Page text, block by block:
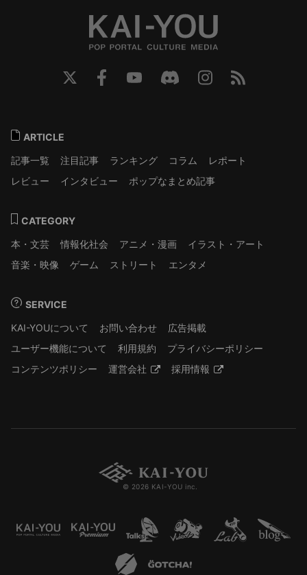
ARTICLE
記事一覧
注目記事 ランキング コラム
レポート
レビュー
インタビュー ポップなまとめ記事
CATEGORY
本・文芸
情報化社会 アニメ・漫画
イラスト・アート
音楽・映像
ゲーム ストリート エンタメ
SERVICE
KAI-YOUについて
お問い合わせ
広告掲載
ユーザー機能について
利用規約
プライバシーポリシー
コンテンツポリシー
運営会社 採用情報
© 2026 KAI-YOU inc.